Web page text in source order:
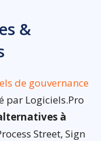
&
de gouvernance
par Logiciels.Pro
à
Street, Sign